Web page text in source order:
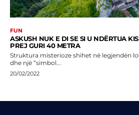
FUN
ASKUSH NUK E DI SE SI U NDËRTUA
PREJ GURI 40 METRA
Struktura misterioze shihet në legjendën
dhe një “simbol...
20/02/2022